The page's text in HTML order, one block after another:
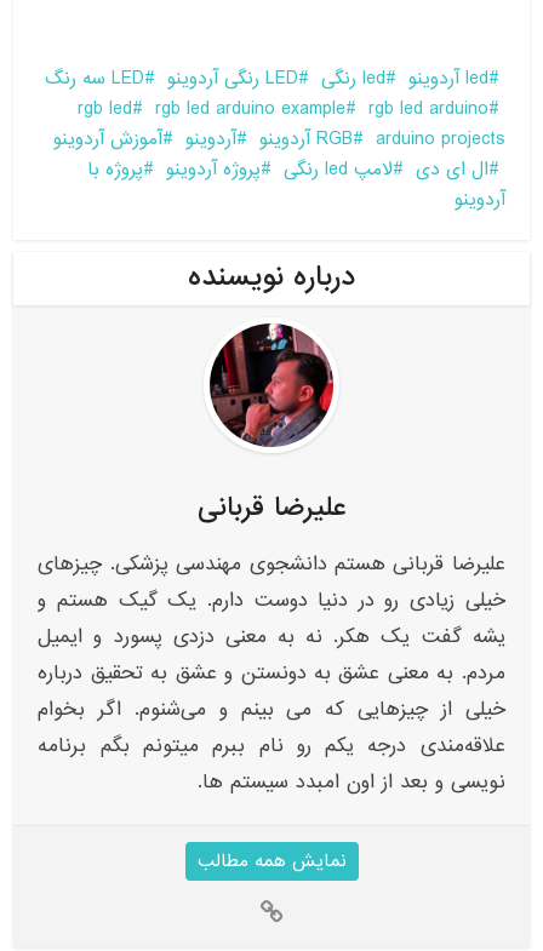
led آردوینو led رنگی LED رنگی آردوینو
LED سه رنگ
rgb led arduino
rgb led arduino example
rgb led
arduino projects
RGB آردوینو آردوینو
آموزش آردوینو
ال ای دی
لامپ led رنگی پروژه آردوینو
پروژه با
آردوینو
درباره نویسنده
علیرضا قربانی
علیرضا قربانی هستم دانشجوی مهندسی پزشکی. چیزهای
خیلی زیادی رو در دنیا دوست دارم. یک گیک هستم و
یشه گفت یک هکر. نه به معنی دزدی پسورد و ایمیل
مردم. به معنی عشق به دونستن و عشق به تحقیق درباره
خیلی از چیزهایی که می بینم و می‌شنوم. اگر بخوام
علاقه‌مندی‌ درجه یکم رو نام ببرم میتونم بگم برنامه
نویسی و بعد از اون امبدد سیستم ها.
نمایش همه مطالب